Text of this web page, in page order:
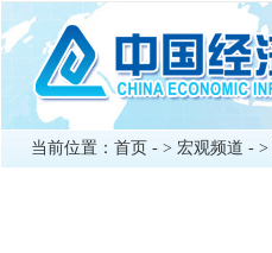
当前位置： 首页 - > 宏观频道 - >